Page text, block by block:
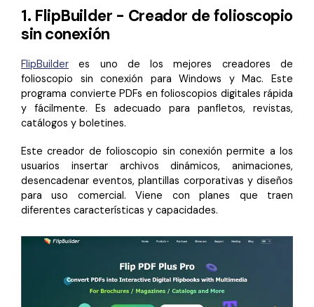
1. FlipBuilder - Creador de folioscopio
sin conexión
FlipBuilder
es uno de los mejores creadores de
folioscopio sin conexión para Windows y Mac. Este
programa convierte PDFs en folioscopios digitales rápida
y fácilmente. Es adecuado para panfletos, revistas,
catálogos y boletines.
Este creador de folioscopio sin conexión permite a los
usuarios insertar archivos dinámicos, animaciones,
desencadenar eventos, plantillas corporativas y diseños
para uso comercial. Viene con planes que traen
diferentes características y capacidades.